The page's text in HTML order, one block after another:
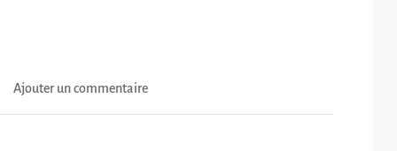
Ajouter un commentaire